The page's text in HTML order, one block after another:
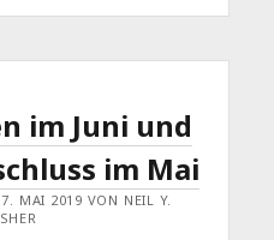
im Juni und
im Mai
MAI 2019 VON NEIL Y.